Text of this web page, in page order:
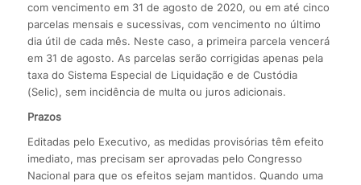
com vencimento em 31 de agosto de 2020, ou em até cinco
parcelas mensais e sucessivas, com vencimento no último
dia útil de cada mês. Neste caso, a primeira parcela vencerá
em 31 de agosto. As parcelas serão corrigidas apenas pela
taxa do Sistema Especial de Liquidação e de Custódia
(Selic), sem incidência de multa ou juros adicionais.
Prazos
Editadas pelo Executivo, as medidas provisórias têm efeito
imediato, mas precisam ser aprovadas pelo Congresso
Nacional para que os efeitos sejam mantidos. Quando uma